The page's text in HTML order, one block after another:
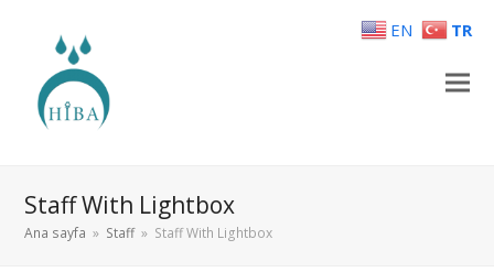
Staff With Lightbox
Ana sayfa » Staff » Staff With Lightbox
EN TR